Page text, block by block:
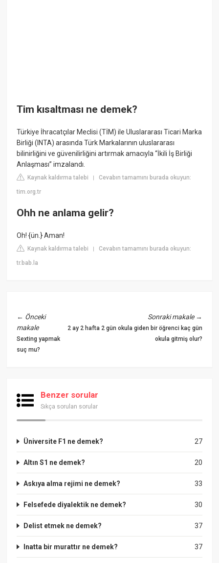
Tim kısaltması ne demek?
Türkiye İhracatçılar Meclisi (TİM) ile Uluslararası Ticari Marka
Birliği (INTA) arasında Türk Markalarının uluslararası
bilinirliğini ve güvenilirliğini artırmak amacıyla “İkili İş Birliği
Anlaşması” imzalandı.
Kaynak kaldırma talebi |Cevabın tamamını burada okuyun:
tim.org.tr
Ohh ne anlama gelir?
Oh! {ün.} Aman!
Kaynak kaldırma talebi |Cevabın tamamını burada okuyun:
tr.bab.la
← Önceki
makale
Sexting yapmak
suç mu?
Sonraki makale→
2 ay 2 hafta 2 gün okula giden bir öğrenci kaç gün
okula gitmiş olur?
Benzer sorular
Sıkça sorulan sorular
27
Üniversite F1 ne demek?
20
Altın S1 ne demek?
33
Askıya alma rejimi ne demek?
30
Felsefede diyalektik ne demek?
37
Delist etmek ne demek?
37
Inatta bir murattır ne demek?